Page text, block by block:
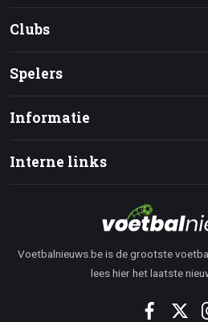
Clubs
Spelers
Informatie
Interne links
Voetbalnieuws.be is de grootste
lees hier het laatste